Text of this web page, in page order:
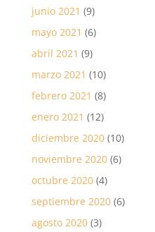
junio 2021 (9)
mayo 2021 (6)
abril 2021 (9)
marzo 2021 (10)
febrero 2021 (8)
enero 2021 (12)
diciembre 2020(10)
noviembre 2020(6)
octubre 2020(4)
septiembre 2020(6)
agosto 2020(3)